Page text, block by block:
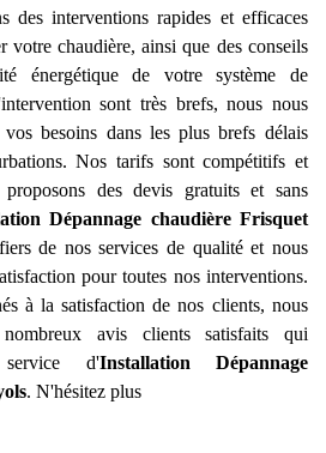
des interventions rapides et efficaces
votre chaudière, ainsi que des conseils
énergétique de votre système de
sont très brefs, nous nous
besoins dans les plus brefs délais
Nos tarifs sont compétitifs et
proposons des devis gratuits et sans
Dépannage chaudière Frisquet
de nos services de qualité et nous
pour toutes nos interventions.
à la satisfaction de nos clients, nous
avis clients satisfaits qui
service d'Installation Dépannage
. N'hésitez plus